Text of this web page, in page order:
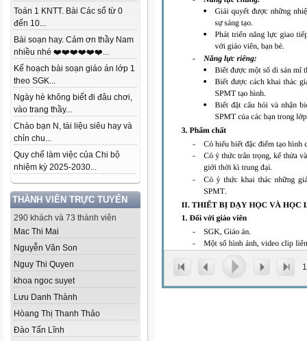
Toán 1 KNTT. Bài Các số từ 0
đến 10...
Bài soạn hay. Cảm ơn thầy Nam
nhiều nhé ❤️❤️❤️❤️❤️❤️...
Kế hoạch bài soạn giáo án lớp 1
theo SGK...
Ngày hè không biết đi đâu chơi,
vào trang thầy...
Chào bạn N, tài liệu siêu hay và
chỉn chu...
Quy chế làm việc của Chi bộ
nhiệm kỳ 2025-2030...
THÀNH VIÊN TRỰC TUYẾN
290 khách và 73 thành viên
Mac Thi Mai
Nguyễn Văn Son
Nguy Thi Quyen
khoa ngoc suyet
Lưu Danh Thành
Hòang Thị Thanh Thảo
Đào Tấn Lĩnh
1